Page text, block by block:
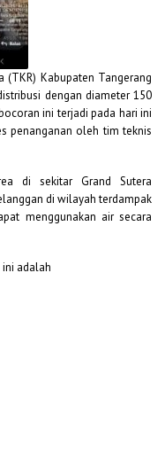
(TKR) Kabupaten Tangerang
dengan diameter 150
ini terjadi pada hari ini
penanganan oleh tim teknis
di sekitar Grand Sutera
di wilayah terdampak
menggunakan air secara
adalah